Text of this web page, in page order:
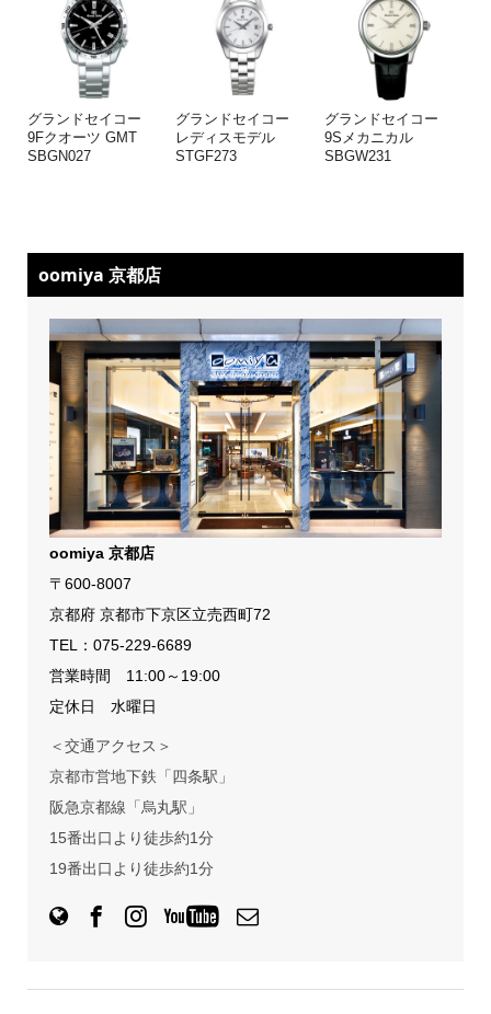
グランドセイコー
9Fクオーツ GMT
SBGN027
グランドセイコー
レディスモデル
STGF273
グランドセイコー
9Sメカニカル
SBGW231
oomiya 京都店
oomiya 京都店
〒600-8007
京都府 京都市下京区立売西町72
TEL： 075-229-6689
営業時間 11:00～19:00
定休日 水曜日
＜交通アクセス＞
京都市営地下鉄「四条駅」
阪急京都線「烏丸駅」
15番出口より徒歩約1分
19番出口より徒歩約1分